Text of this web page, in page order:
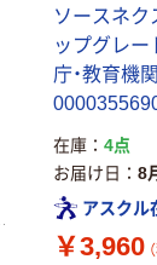
ソースネク
ップグレー
庁・教育機
在庫
4点
お届け日
8
アスクル
￥3,960